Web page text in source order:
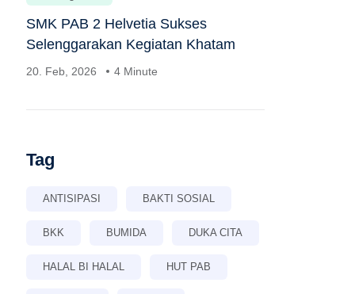
SMK PAB 2 Helvetia Sukses
Selenggarakan Kegiatan Khatam
20. Feb, 2026 4 Minute
Tag
ANTISIPASI BAKTI SOSIAL
BKK BUMIDA DUKA CITA
HALAL BI HALAL HUT PAB